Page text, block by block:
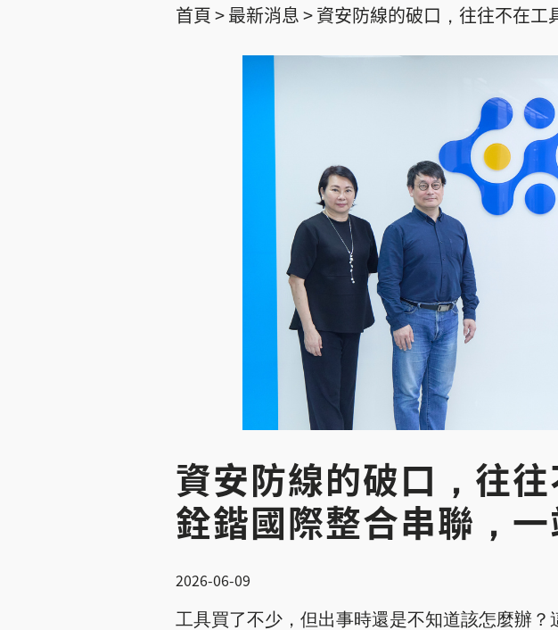
首頁 >最新消息 >資安防線的破口，往往不在
資安防線的破口，往
銓鍇國際整合串聯，
2026-06-09
工具買了不少，但出事時還是不知道該怎麼辦